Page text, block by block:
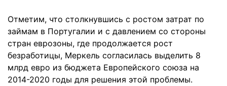
Отметим, что столкнувшись с ростом затрат по
займам в Португалии и с давлением со стороны
стран еврозоны, где продолжается рост
безработицы, Меркель согласилась выделить 8
млрд евро из бюджета Европейского союза на
2014-2020 годы для решения этой проблемы.